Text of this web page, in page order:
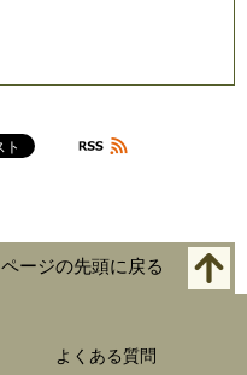
ページの先頭に戻る
よくある質問